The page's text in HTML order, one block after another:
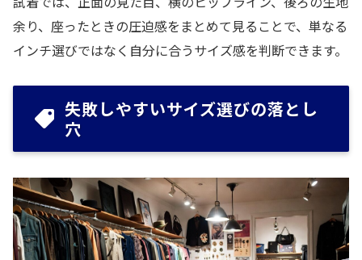
余り、座ったときの圧迫感をまとめて見ることで、単なる
インチ選びではなく自分に合うサイズ感を判断できます。
失敗しやすいサイズ選びの落とし
穴